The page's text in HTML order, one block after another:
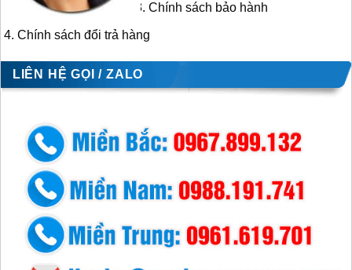
Chính sách bảo hành
Chính sách đổi trả hàng
LIÊN HỆ GỌI / ZALO